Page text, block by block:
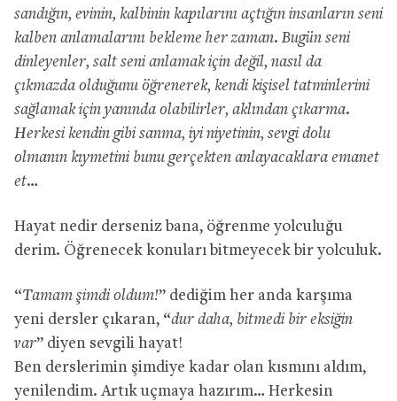
sandığın, evinin, kalbinin kapılarını açtığın insanların seni
kalben anlamalarını bekleme her zaman. Bugün seni
dinleyenler, salt seni anlamak için değil, nasıl da
çıkmazda olduğunu öğrenerek, kendi kişisel tatminlerini
sağlamak için yanında olabilirler, aklından çıkarma.
Herkesi kendin gibi sanma, iyi niyetinin, sevgi dolu
olmanın kıymetini bunu gerçekten anlayacaklara emanet
et…
Hayat nedir derseniz bana, öğrenme yolculuğu
derim. Öğrenecek konuları bitmeyecek bir yolculuk.
“Tamam şimdi oldum!” dediğim her anda karşıma
yeni dersler çıkaran, “dur daha, bitmedi bir eksiğin
var” diyen sevgili hayat!
Ben derslerimin şimdiye kadar olan kısmını aldım,
yenilendim. Artık uçmaya hazırım… Herkesin